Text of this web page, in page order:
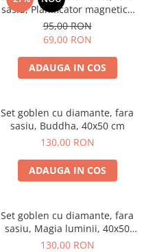
sasiu, Planificator magnetic -
Ceramica, 32x40 cm
95,00 RON
69,00 RON
ADAUGA IN COS
Set goblen cu diamante, fara
sasiu, Buddha, 40x50 cm
130,00 RON
ADAUGA IN COS
Set goblen cu diamante, fara
sasiu, Magia luminii, 40x50
cm
130,00 RON